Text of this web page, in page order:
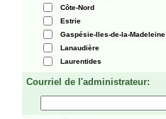
Côte-Nord
Estrie
Gaspésie-Iles-de-la-Madeleine
Lanaudière
Laurentides
Courriel de l'administrateur: